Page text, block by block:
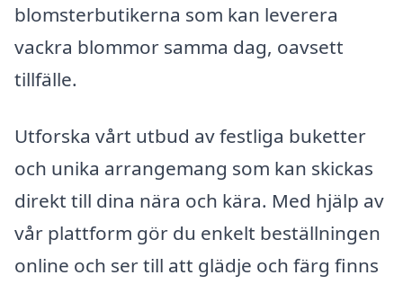
blomsterbutikerna som kan leverera
vackra blommor samma dag, oavsett
tillfälle.
Utforska vårt utbud av festliga buketter
och unika arrangemang som kan skickas
direkt till dina nära och kära. Med hjälp av
vår plattform gör du enkelt beställningen
online och ser till att glädje och färg finns